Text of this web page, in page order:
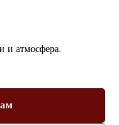
и атмосфера.